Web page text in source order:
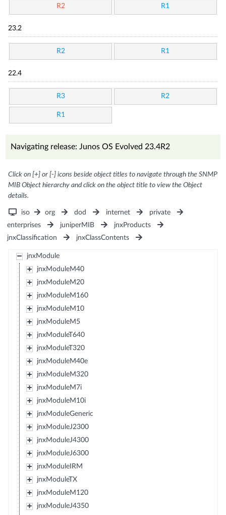
R2 R1
23.2
R2 R1
22.4
R3 R2
R1
Navigating release: Junos OS Evolved 23.4R2
Click on [+] or [-] icons beside object titles to navigate through the SNMP
MIB Object hierarchy and click on the object title to view the Object
details.
iso org dod internet
private
enterprises
juniperMIB
jnxProducts
jnxClassification
jnxClassContents
jnxModule
jnxModuleM40
jnxModuleM20
jnxModuleM160
jnxModuleM10
jnxModuleM5
jnxModuleT640
jnxModuleT320
jnxModuleM40e
jnxModuleM320
jnxModuleM7i
jnxModuleM10i
jnxModuleGeneric
jnxModuleJ2300
jnxModuleJ4300
jnxModuleJ6300
jnxModuleIRM
jnxModuleTX
jnxModuleM120
jnxModuleJ4350